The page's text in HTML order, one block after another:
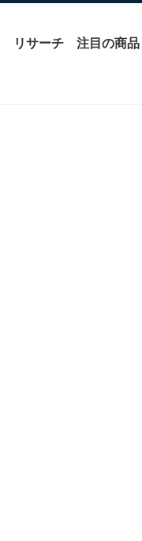
リサーチ 注目の商品